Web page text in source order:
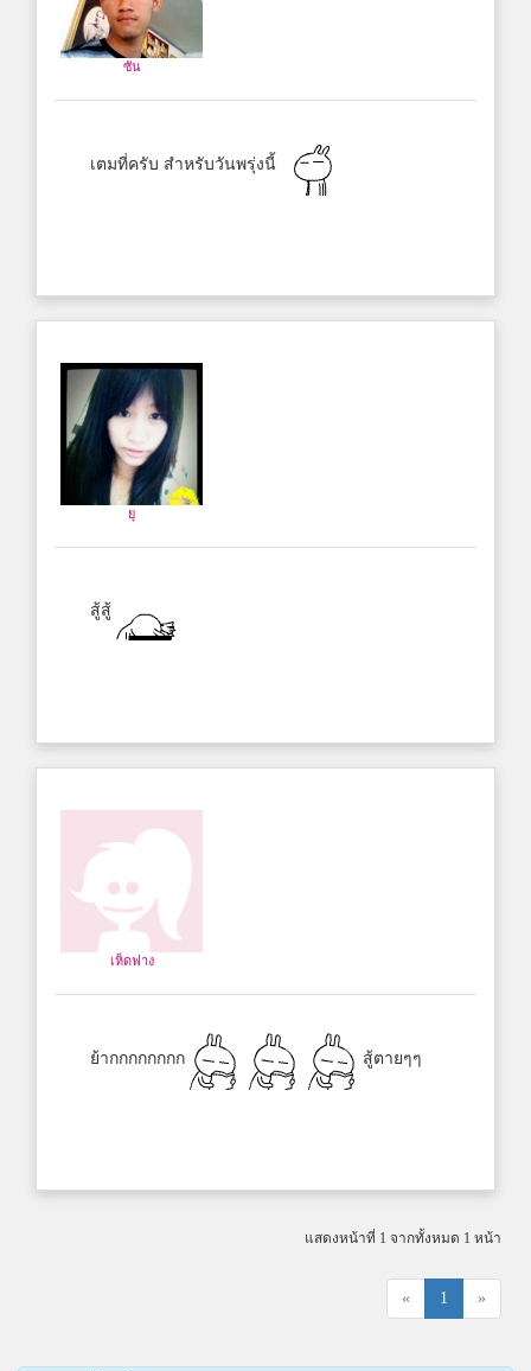
ซัน
เตมที่ครับ สำหรับวันพรุ่งนี้
ยุ
สู้สู้
เห็ดฟาง
ย้ากกกกกกกก สู้ตายๆๆ
แสดงหน้าที่ 1 จากทั้งหมด 1 หน้า
« 1 »